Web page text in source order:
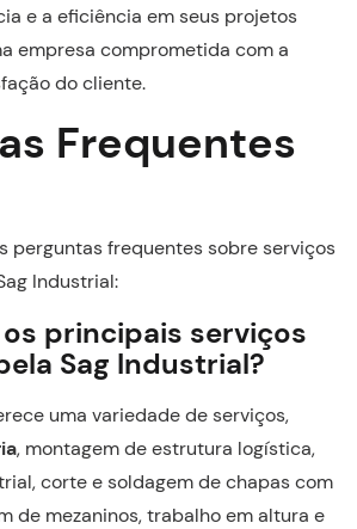
e a eficiência em seus projetos
empresa comprometida com a
do cliente.
Frequentes
perguntas frequentes sobre serviços
Industrial:
os principais serviços
Sag Industrial?
uma variedade de serviços,
, montagem de estrutura logística,
corte e soldagem de chapas com
de mezaninos, trabalho em altura e